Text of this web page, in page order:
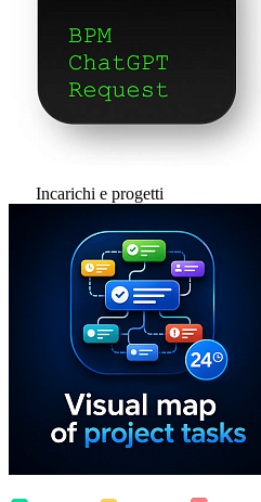
Incarichi e progetti